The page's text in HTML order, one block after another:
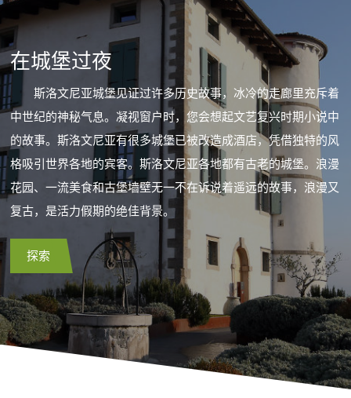
在城堡过夜
斯洛文尼亚城堡见证过许多历史故事，冰冷的走廊里充斥着
中世纪的神秘气息。凝视窗户时，您会想起文艺复兴时期小说中
的故事。斯洛文尼亚有很多城堡已被改造成酒店，凭借独特的风
格吸引世界各地的宾客。斯洛文尼亚各地都有古老的城堡。浪漫
花园、一流美食和古堡墙壁无一不在诉说着遥远的故事，浪漫又
复古，是活力假期的绝佳背景。
探索